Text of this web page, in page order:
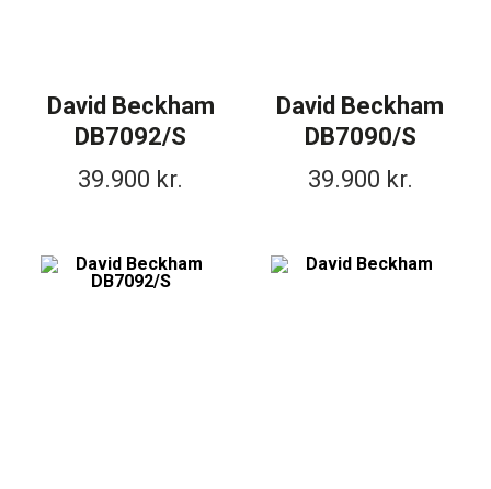
David Beckham
DB7092/S
39.900 kr.
David Beckham
DB7090/S
39.900 kr.